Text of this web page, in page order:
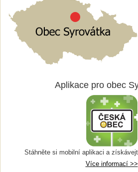
Aplikace pro obec
Stáhněte si mobilní aplikaci a
Více informací >>